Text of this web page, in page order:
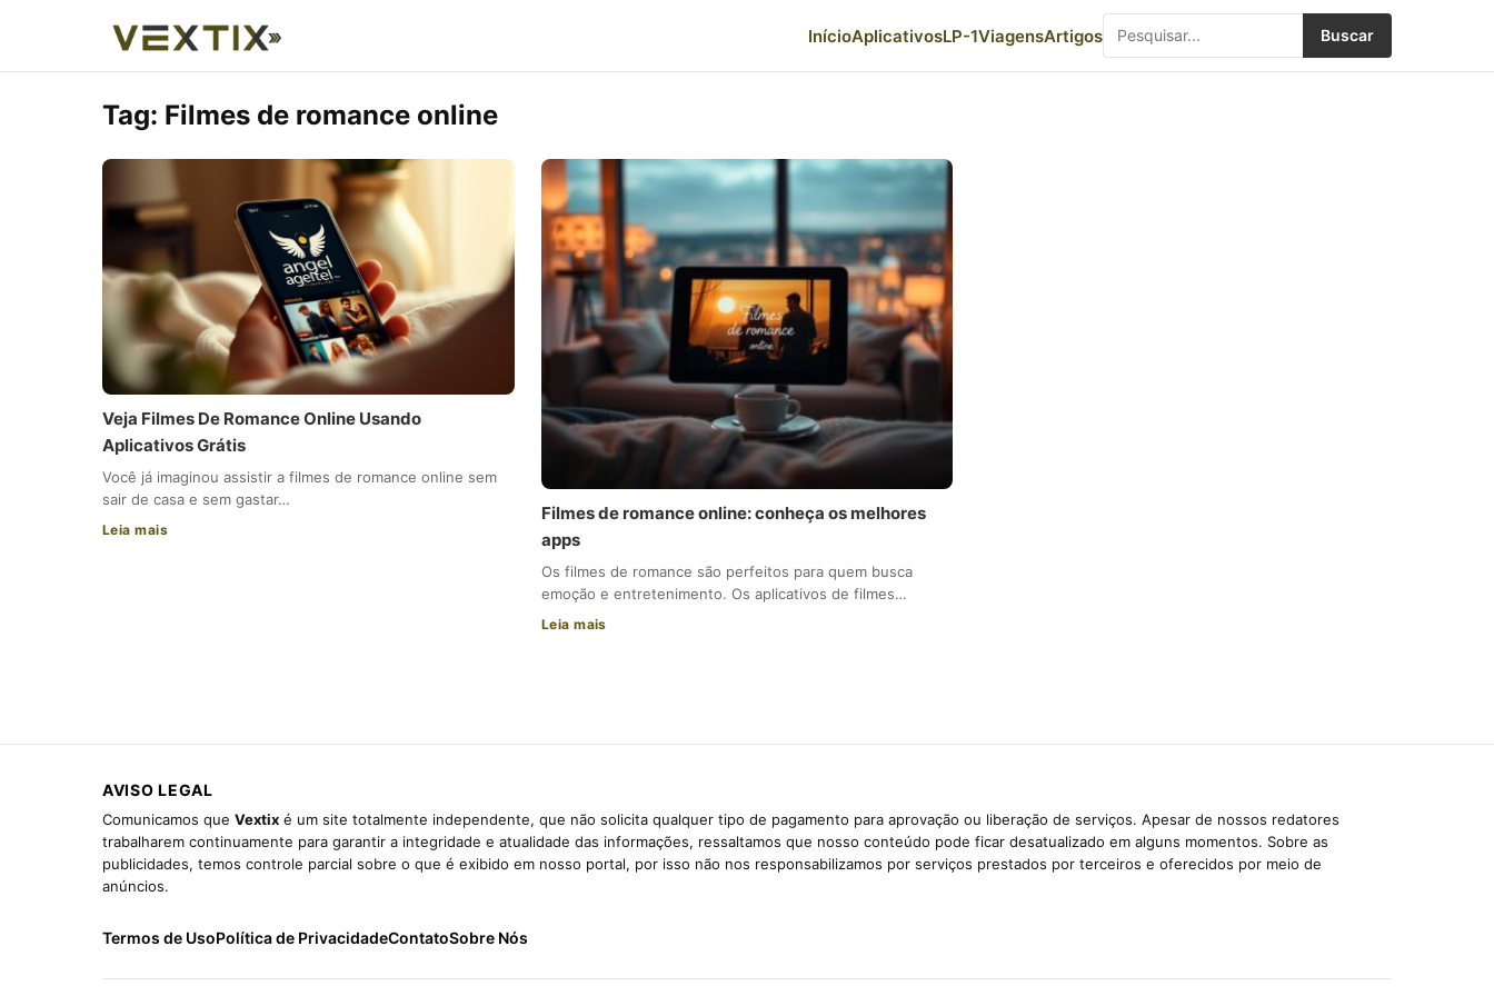
InícioAplicativosLP-1ViagensArtigos Buscar
Tag: Filmes de romance online
Veja Filmes De Romance Online Usando
Aplicativos Grátis
Você já imaginou assistir a filmes de romance online sem
sair de casa e sem gastar…
Leia mais
Filmes de romance online: conheça os melhores
apps
Os filmes de romance são perfeitos para quem busca
emoção e entretenimento. Os aplicativos de filmes…
Leia mais
AVISO LEGAL
Comunicamos que Vextix é um site totalmente independente, que não solicita qualquer tipo de pagamento para aprovação ou liberação de serviços. Apesar de nossos redatores
trabalharem continuamente para garantir a integridade e atualidade das informações, ressaltamos que nosso conteúdo pode ficar desatualizado em alguns momentos. Sobre as
publicidades, temos controle parcial sobre o que é exibido em nosso portal, por isso não nos responsabilizamos por serviços prestados por terceiros e oferecidos por meio de
anúncios.
Termos de UsoPolítica de PrivacidadeContatoSobre Nós